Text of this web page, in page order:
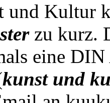
und Kultur
zu kurz.
eine
kunst und